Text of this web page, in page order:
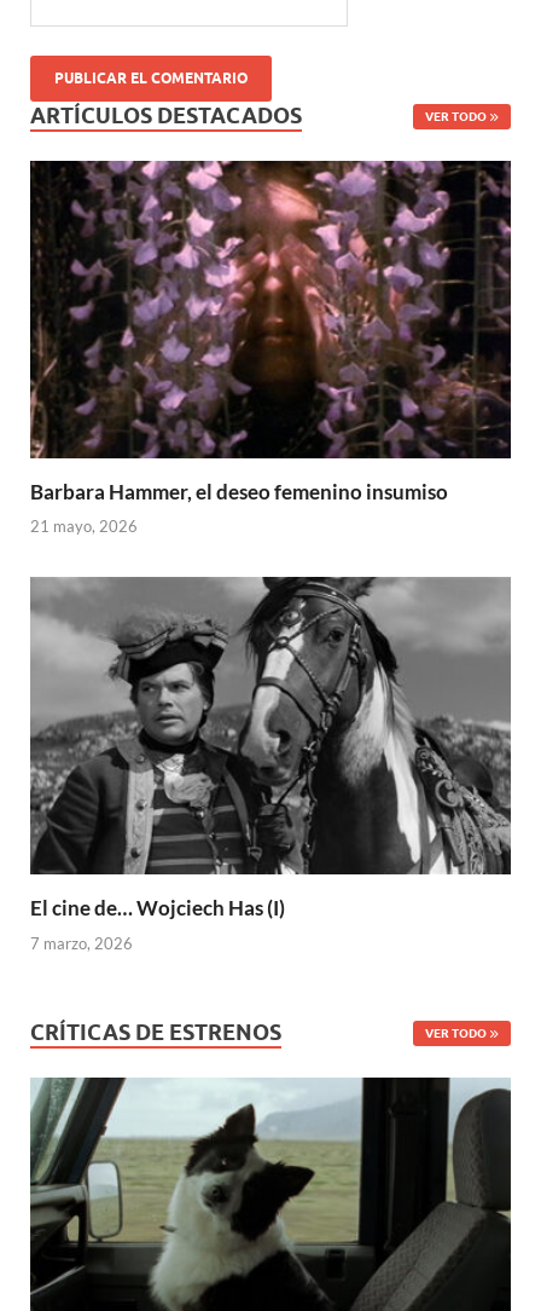
ARTÍCULOS DESTACADOS VER TODO
Barbara Hammer, el deseo femenino insumiso
21 mayo, 2026
El cine de… Wojciech Has (I)
7 marzo, 2026
CRÍTICAS DE ESTRENOS VER TODO